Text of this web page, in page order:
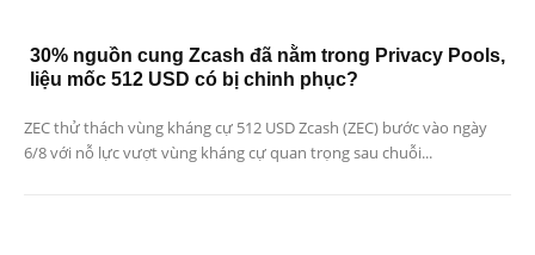
30% nguồn cung Zcash đã nằm trong Privacy Pools,
liệu mốc 512 USD có bị chinh phục?
ZEC thử thách vùng kháng cự 512 USD Zcash (ZEC) bước vào ngày
6/8 với nỗ lực vượt vùng kháng cự quan trọng sau chuỗi...